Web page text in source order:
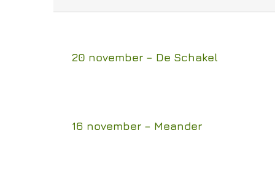
20 november – De Schakel
16 november – Meander